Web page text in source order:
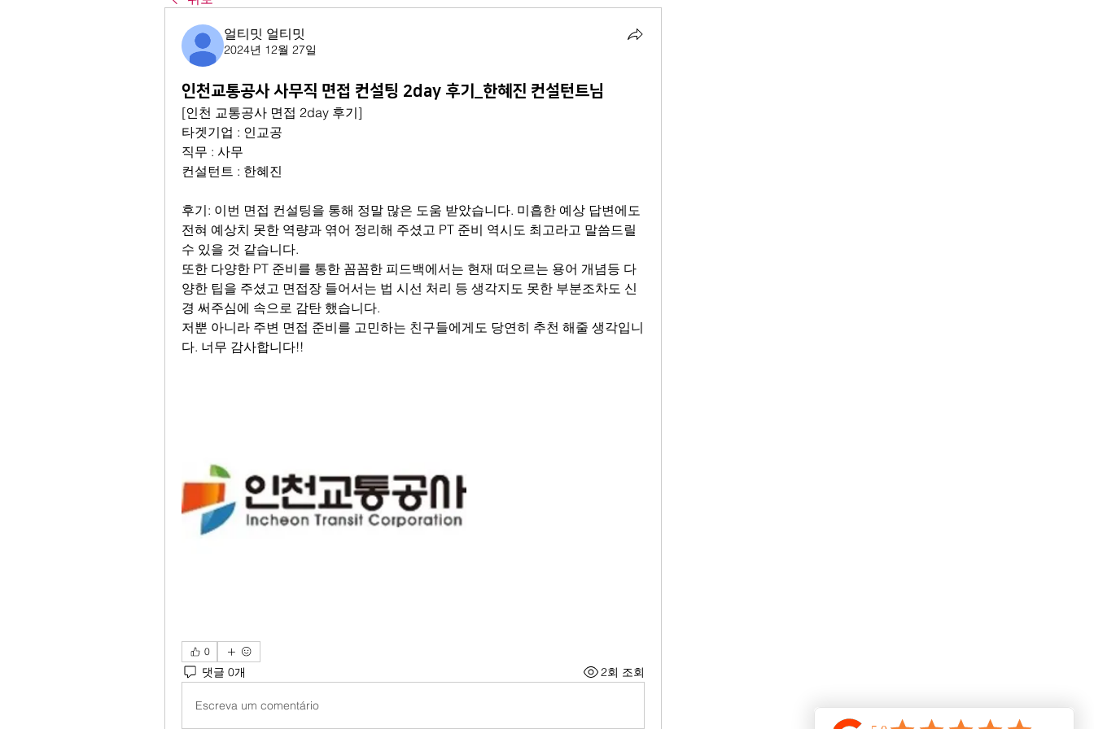
얼티밋 얼티밋
2024년 12월 27일
인천교통공사 사무직 면접 컨설팅 2day 후기_한혜진 컨설턴트님
[인천 교통공사 면접 2day 후기]
타겟기업 : 인교공
직무 : 사무
컨설턴트 : 한혜진
후기: 이번 면접 컨설팅을 통해 정말 많은 도움 받았습니다. 미흡한 예상 답변에도
전혀 예상치 못한 역량과 엮어 정리해 주셨고 PT 준비 역시도 최고라고 말씀드릴
수 있을 것 같습니다.
또한 다양한 PT 준비를 통한 꼼꼼한 피드백에서는 현재 떠오르는 용어 개념등 다
양한 팁을 주셨고 면접장 들어서는 법 시선 처리 등 생각지도 못한 부분조차도 신
경 써주심에 속으로 감탄 했습니다.
저뿐 아니라 주변 면접 준비를 고민하는 친구들에게도 당연히 추천 해줄 생각입니
다. 너무 감사합니다!!
0
댓글 0개 2회 조회
Escreva um comentário